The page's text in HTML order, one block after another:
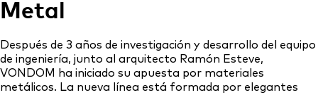
Metal
Después de 3 años de investigación y desarrollo del equipo
de ingeniería, junto al arquitecto Ramón Esteve,
VONDOM ha iniciado su apuesta por materiales
metálicos. La nueva línea está formada por elegantes